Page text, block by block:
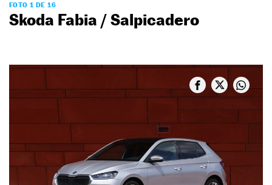
FOTO 1 DE 16
Skoda Fabia / Salpicadero